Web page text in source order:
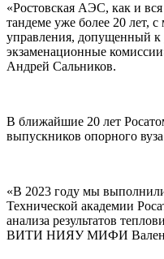
«Ростовская АЭС, как и
тандеме уже более 20 лет,
управления, допущенный
экзаменационные
Андрей Сальников.
В ближайшие 20 лет
выпускников опорного
«В 2023 году мы
Технической академии
анализа результатов
ВИТИ НИЯУ МИФИ